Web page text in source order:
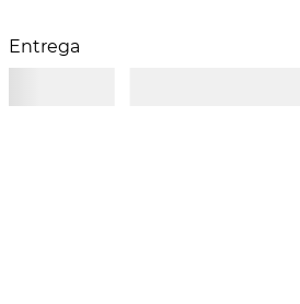
Entrega